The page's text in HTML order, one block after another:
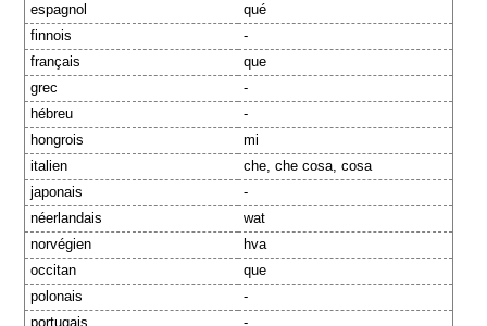
espagnol
qué
finnois
-
français
que
grec
-
hébreu
-
hongrois
mi
italien
che, che cosa, cosa
japonais
-
néerlandais
wat
norvégien
hva
occitan
que
polonais
-
portugais
-